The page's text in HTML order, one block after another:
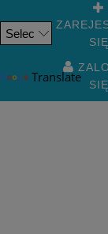
Translate
SIĘ
SIĘ